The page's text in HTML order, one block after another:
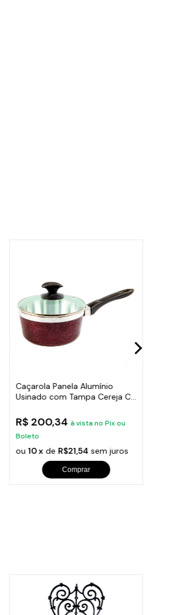
Caçarola Panela Alumínio
Usinado com Tampa Cereja CB
R$ 200,34 à vista no Pix ou
Boleto
ou10 x de R$21,54 sem juros
Comprar